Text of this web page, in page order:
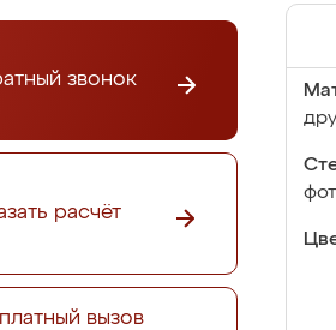
звонок
расчёт
вызов